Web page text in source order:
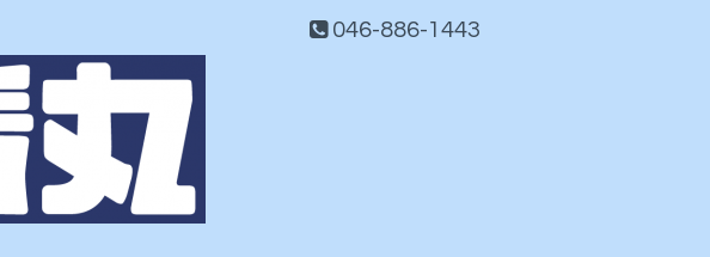
046-886-1443